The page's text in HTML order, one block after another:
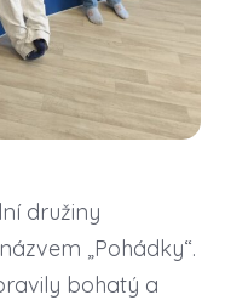
družiny
„Pohádky“.
bohatý a